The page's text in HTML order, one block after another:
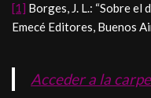
[1] Borges, J. L.: “Sobre el
Emecé Editores, Buenos
Acceder a la